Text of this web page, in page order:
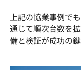
上記の協業事例で
通じて順次台数を
備と検証が成功の